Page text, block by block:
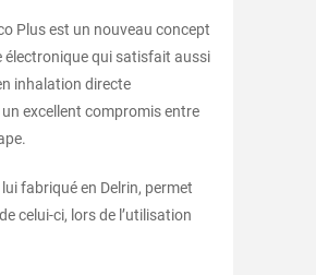
Plus est un nouveau concept
électronique qui satisfait aussi
inhalation directe
excellent compromis entre
fabriqué en Delrin, permet
celui-ci, lors de l’utilisation